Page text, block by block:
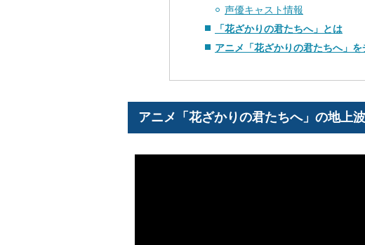
声優キャスト情報
「花ざかりの君たちへ」とは
アニメ「花ざかりの君たちへ」を
アニメ「花ざかりの君たちへ」の地上